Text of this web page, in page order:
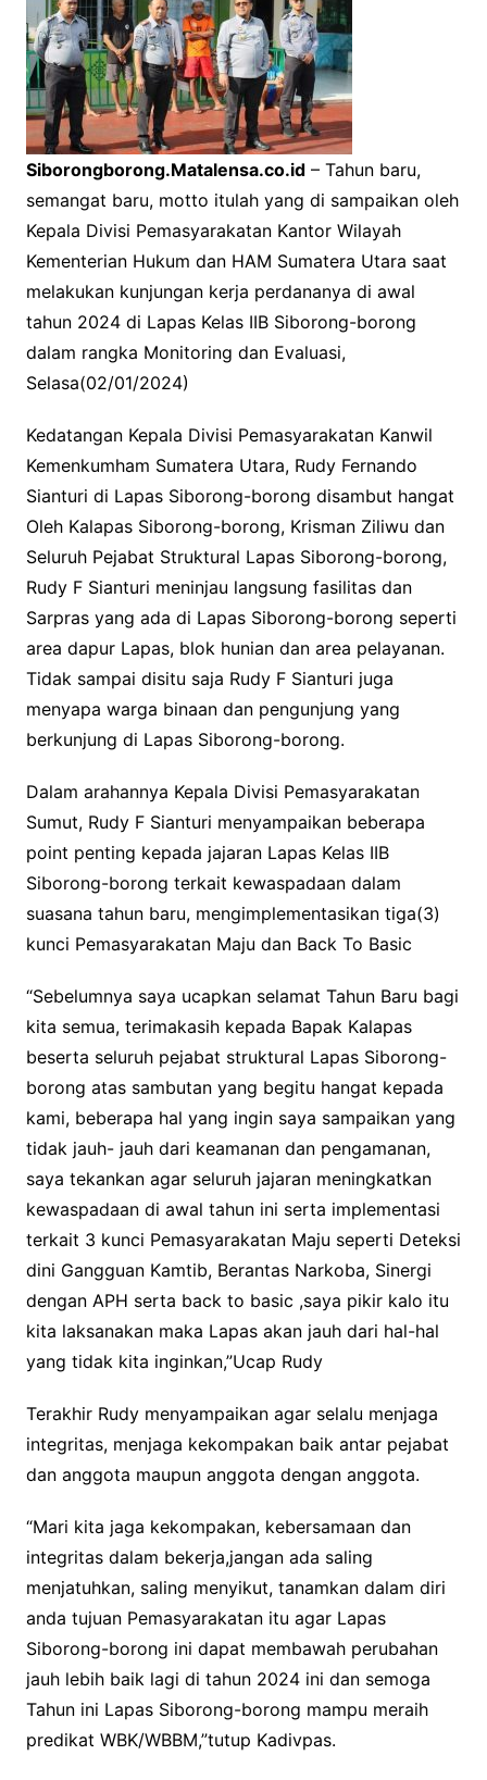
b
o
o
k
t
e
r
s
A
p
p
Siborongborong.Matalensa.co.id– Tahun baru,
semangat baru, motto itulah yang di sampaikan oleh
Kepala Divisi Pemasyarakatan Kantor Wilayah
Kementerian Hukum dan HAM Sumatera Utara saat
melakukan kunjungan kerja perdananya di awal
tahun 2024 di Lapas Kelas IIB Siborong-borong
dalam rangka Monitoring dan Evaluasi,
Selasa(02/01/2024)
Kedatangan Kepala Divisi Pemasyarakatan Kanwil
Kemenkumham Sumatera Utara, Rudy Fernando
Sianturi di Lapas Siborong-borong disambut hangat
Oleh Kalapas Siborong-borong, Krisman Ziliwu dan
Seluruh Pejabat Struktural Lapas Siborong-borong,
Rudy F Sianturi meninjau langsung fasilitas dan
Sarpras yang ada di Lapas Siborong-borong seperti
area dapur Lapas, blok hunian dan area pelayanan.
Tidak sampai disitu saja Rudy F Sianturi juga
menyapa warga binaan dan pengunjung yang
berkunjung di Lapas Siborong-borong.
Dalam arahannya Kepala Divisi Pemasyarakatan
Sumut, Rudy F Sianturi menyampaikan beberapa
point penting kepada jajaran Lapas Kelas IIB
Siborong-borong terkait kewaspadaan dalam
suasana tahun baru, mengimplementasikan tiga(3)
kunci Pemasyarakatan Maju dan Back To Basic
“Sebelumnya saya ucapkan selamat Tahun Baru bagi
kita semua, terimakasih kepada Bapak Kalapas
beserta seluruh pejabat struktural Lapas Siborong-
borong atas sambutan yang begitu hangat kepada
kami, beberapa hal yang ingin saya sampaikan yang
tidak jauh- jauh dari keamanan dan pengamanan,
saya tekankan agar seluruh jajaran meningkatkan
kewaspadaan di awal tahun ini serta implementasi
terkait 3 kunci Pemasyarakatan Maju seperti Deteksi
dini Gangguan Kamtib, Berantas Narkoba, Sinergi
dengan APH serta back to basic ,saya pikir kalo itu
kita laksanakan maka Lapas akan jauh dari hal-hal
yang tidak kita inginkan,”Ucap Rudy
Terakhir Rudy menyampaikan agar selalu menjaga
integritas, menjaga kekompakan baik antar pejabat
dan anggota maupun anggota dengan anggota.
“Mari kita jaga kekompakan, kebersamaan dan
integritas dalam bekerja,jangan ada saling
menjatuhkan, saling menyikut, tanamkan dalam diri
anda tujuan Pemasyarakatan itu agar Lapas
Siborong-borong ini dapat membawah perubahan
jauh lebih baik lagi di tahun 2024 ini dan semoga
Tahun ini Lapas Siborong-borong mampu meraih
predikat WBK/WBBM,”tutup Kadivpas.